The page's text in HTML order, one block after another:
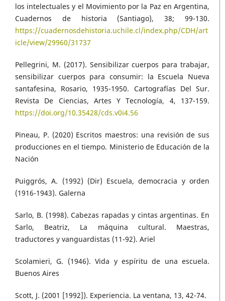
los intelectuales y el Movimiento por la Paz en Argentina,
Cuadernos de historia (Santiago), 38; 99-130.
https://cuadernosdehistoria.uchile.cl/index.php/CDH/art
icle/view/29960/31737
Pellegrini, M. (2017). Sensibilizar cuerpos para trabajar,
sensibilizar cuerpos para consumir: la Escuela Nueva
santafesina, Rosario, 1935-1950. Cartografías Del Sur.
Revista De Ciencias, Artes Y Tecnología, 4, 137-159.
https://doi.org/10.35428/cds.v0i4.56
Pineau, P. (2020) Escritos maestros: una revisión de sus
producciones en el tiempo. Ministerio de Educación de la
Nación
Puiggrós, A. (1992) (Dir) Escuela, democracia y orden
(1916-1943). Galerna
Sarlo, B. (1998). Cabezas rapadas y cintas argentinas. En
Sarlo, Beatriz, La máquina cultural. Maestras,
traductores y vanguardistas (11-92). Ariel
Scolamieri, G. (1946). Vida y espíritu de una escuela.
Buenos Aires
Scott, J. (2001 [1992]). Experiencia. La ventana, 13, 42-74.